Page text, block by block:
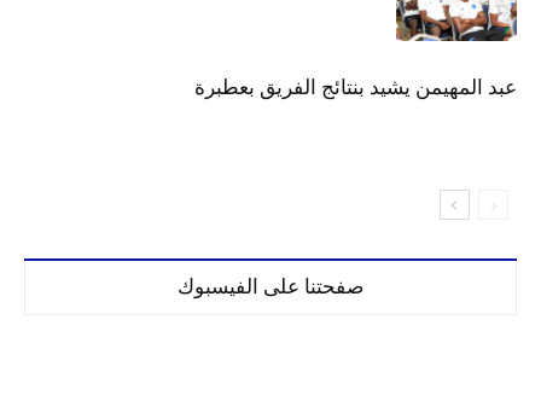
عبد المهيمن يشيد بنتائج الفريق بعطبرة
صفحتنا على الفيسبوك